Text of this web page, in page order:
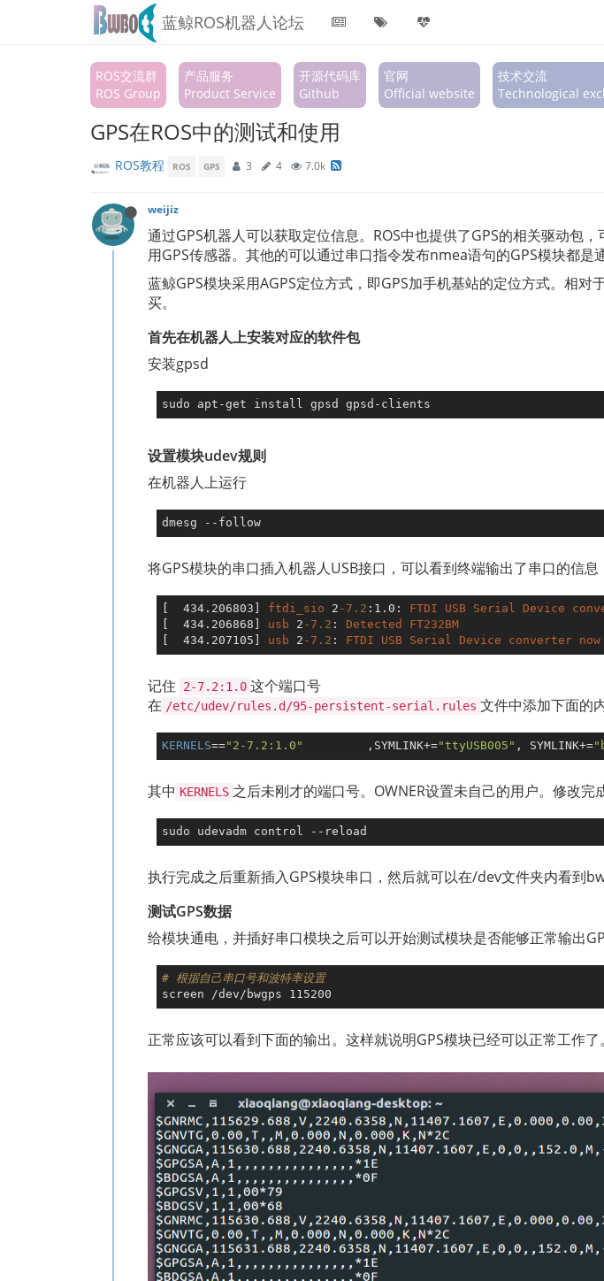
蓝鲸ROS机器人论坛
ROS交流群
ROS Group
产品服务
Product Service
开源代码库
Github
官网
Official website
技术交流
Technological
GPS在ROS中的测试和使用
ROS教程 ROS GPS 3 4 7.0k
weijiz
通过GPS机器人可以获取定位信息。ROS中也提供了GPS的相关驱动包
用GPS传感器。其他的可以通过串口指令发布nmea语句的GPS模块都是通
蓝鲸GPS模块采用AGPS定位方式，即GPS加手机基站的定位方式。相
买。
首先在机器人上安装对应的软件包
安装gpsd
设置模块udev规则
在机器人上运行
将GPS模块的串口插入机器人USB接口，可以看到终端输出了串口的信息
[  434.206803] ftdi_sio 2 -7 .2 :1.0 : FTDI USB Serial Device
[  434.206868]
usb 2 -7 .2 : Detected
FT232BM
[  434.207105]
usb 2 -7 .2 : FTDI USB Serial Device converter now
记住 2-7.2:1.0 这个端口号
在 /etc/udev/rules.d/95-persistent-serial.rules 文件中添加下面的
KERNELS=="2-7.2:1.0"
         ,SYMLINK+=
"ttyUSB005" , SYMLINK+=
其中 KERNELS 之后未刚才的端口号。OWNER设置未自己的用户。修改完
执行完成之后重新插入GPS模块串口，然后就可以在/dev文件夹内看到
测试GPS数据
给模块通电，并插好串口模块之后可以开始测试模块是否能够正常输出
# 根据自己串口号和波特率设置
正常应该可以看到下面的输出。这样就说明GPS模块已经可以正常工作了。